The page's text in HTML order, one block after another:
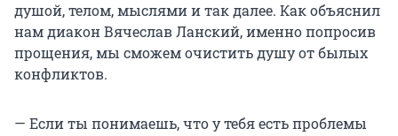
душой, телом, мыслями и так далее. Как объяснил
нам диакон Вячеслав Ланский, именно попросив
прощения, мы сможем очистить душу от былых
конфликтов.
— Если ты понимаешь, что у тебя есть проблемы